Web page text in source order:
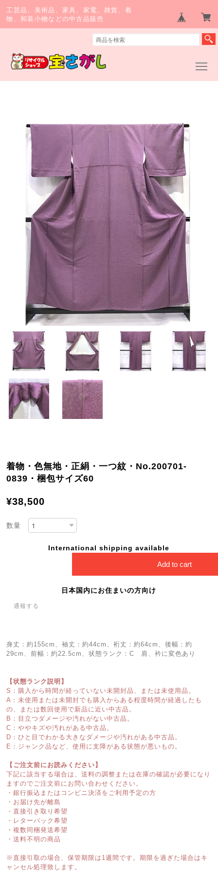
工芸品、美術品、家具、家電、雑貨、着
物、和装小物などの中古品販売
着物・色無地・正絹・一つ紋・No.200701-
0839・梱包サイズ60
¥38,500
数量
International shipping available
Add to cart
日本国内にお住まいの方向け
通報する
身丈：約155cm、袖丈：約44cm、裄丈：約64cm、後幅：約
29cm、前幅：約22.5cm、状態ランク：C 肩、衿に変色あり
【状態ランク説明】
S：購入から時間が経っていない未開封品、または未使用品。
A：未使用または未開封でも購入からある程度時間が経過したも
の、または数回使用で新品に近い中古品。
B：目立つダメージや汚れがない中古品。
C：ややキズや汚れがある中古品。
D：ひと目でわかる大きなダメージや汚れがある中古品。
E：ジャンク品など、使用に支障がある状態が悪いもの。
【ご注文前にお読みください】
下記に該当する場合は、送料の調整または在庫の確認が必要になり
ますのでご注文前にお問い合わせください。
・銀行振込またはコンビニ決済をご利用予定の方
・お届け先が離島
・直接引き取り希望
・レターパック希望
・複数同梱発送希望
・送料不明の商品
※直接引取の場合、保管期限は1週間です。期限を過ぎた場合はキ
ャンセル処理致します。